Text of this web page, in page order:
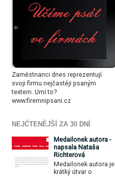
Zaměstnanci dnes reprezentují
svoji firmu nejčastěji psaným
textem. Umí to?
www.firemnipsani.cz
NEJČTENĚJŠÍ ZA 30 DNÍ
Medailonek autora -
napsala Nataša
Richterová
Medailonek autora je
krátký útvar o